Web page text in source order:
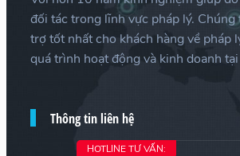
đối tác trong lĩnh vực pháp lý. Chúng
trợ tốt nhất cho khách hàng về pháp
quá trình hoạt động và kinh doanh
Thông tin liên hệ
HOTLINE TƯ VẤN: